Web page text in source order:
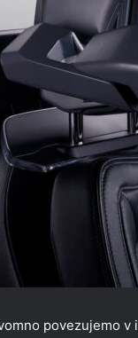
povezujemo